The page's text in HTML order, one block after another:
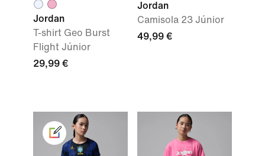
Jordan
T-shirt Geo Burst
Flight Júnior
29,99 €
Jordan
Camisola 23 Júnior
49,99 €